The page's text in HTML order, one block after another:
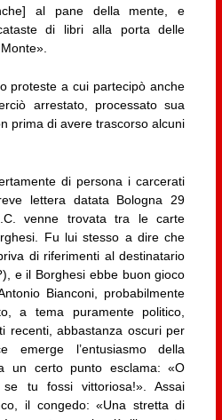
al pane della mente, e
di libri alla porta delle
proteste a cui partecipò anche
arrestato, processato sua
prima di avere trascorso alcuni
di persona i carcerati
lettera datata Bologna 29
venne trovata tra le carte
Fu lui stesso a dire che
di riferimenti al destinatario
e il Borghesi ebbe buon gioco
Bianconi, probabilmente
a tema puramente politico,
recenti, abbastanza oscuri per
emerge l’entusiasmo della
un certo punto esclama: «O
tu fossi vittoriosa!». Assai
il congedo: «Una stretta di